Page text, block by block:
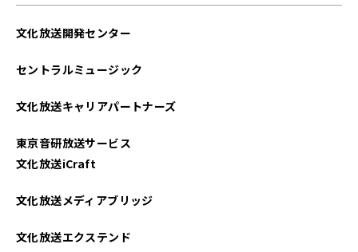
2023年12月
2023年07月
2023年06月
文化放送開発センター
セントラルミュージック
文化放送キャリアパートナーズ
東京音研放送サービス
文化放送iCraft
文化放送メディアブリッジ
文化放送エクステンド